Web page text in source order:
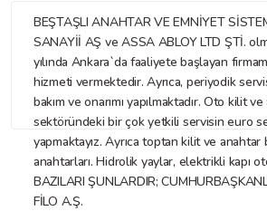
BEŞTAŞLI ANAHTAR VE EMNİYET
SANAYİİ AŞ ve ASSA ABLOY LTD ŞTİ.
yılında Ankara`da faaliyete başlayan
hizmeti vermektedir. Ayrıca, periyodik
bakım ve onarımı yapılmaktadır. Oto kilit
sektöründeki bir çok yetkili servisin euro
yapmaktayız. Ayrıca toptan kilit ve
anahtarları. Hidrolik yaylar, elektrikli kapı
BAZILARI ŞUNLARDIR;
FİLO A.Ş.